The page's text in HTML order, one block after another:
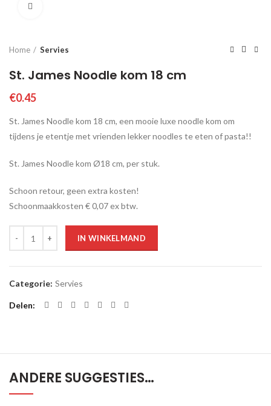
Home Servies
St. James Noodle kom 18 cm
€0.45
St. James Noodle kom 18 cm, een mooie luxe noodle kom om
tijdens je etentje met vrienden lekker noodles te eten of pasta!!
St. James Noodle kom Ø18 cm, per stuk.
Schoon retour, geen extra kosten!
Schoonmaakkosten € 0,07 ex btw.
IN WINKELMAND
Categorie: Servies
Delen
ANDERE SUGGESTIES…